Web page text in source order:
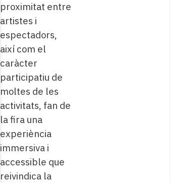
proximitat entre
artistes i
espectadors,
així com el
caràcter
participatiu de
moltes de les
activitats, fan de
la fira una
experiència
immersiva i
accessible que
reivindica la